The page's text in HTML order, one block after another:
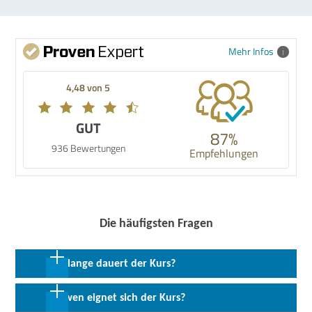
Mehr Infos
4,48 von 5
GUT
936 Bewertungen 87%
Empfehlungen
Die häufigsten Fragen
Wie lange dauert der Kurs?
8 Wochen in Vollzeit
Für wen eignet sich der Kurs?